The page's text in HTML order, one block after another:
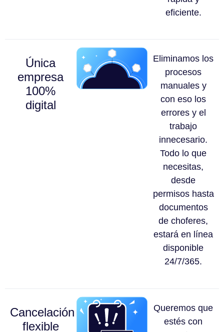
eficiente.
Única
empresa
100%
digital
Eliminamos los
procesos
manuales y
con eso los
errores y el
trabajo
innecesario.
Todo lo que
necesitas,
desde
permisos hasta
documentos
de choferes,
estará en línea
disponible
24/7/365.
Cancelación
flexible
Queremos que
estés con